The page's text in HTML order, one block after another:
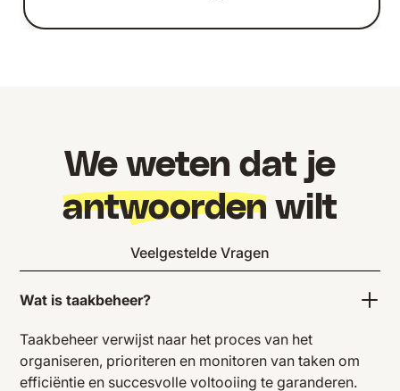
We weten dat je
antwoorden wilt
Veelgestelde Vragen
Wat is taakbeheer?
Taakbeheer verwijst naar het proces van het
organiseren, prioriteren en monitoren van taken om
efficiëntie en succesvolle voltooiing te garanderen.